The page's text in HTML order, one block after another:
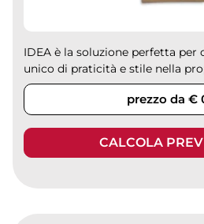
IDEA è la soluzione perfetta per
unico di praticità e stile nella
prezzo da €
CALCOLA